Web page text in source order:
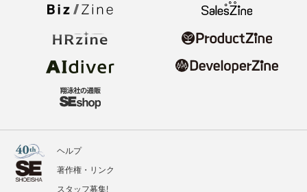
ヘルプ
著作権・リンク
スタッフ募集!